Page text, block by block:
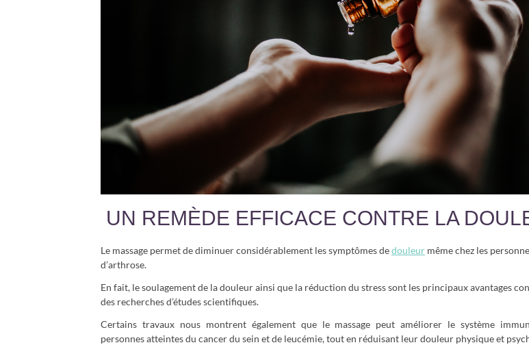
UN REMÈDE EFFICACE CONTRE LA
Le massage permet de diminuer considérablement les symptômes dedouleur même chez les
d’arthrose.
En fait, le soulagement de la douleur ainsi que la réduction du stress sont les principaux avantages
des recherches d’études scientifiques.
Certains travaux nous montrent également que le massage peut améliorer le système
personnes atteintes du cancer du sein et de leucémie, tout en réduisant leur douleur physique et